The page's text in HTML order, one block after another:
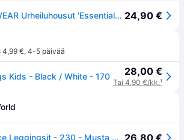
ADIDAS SPORTSWEAR Urheiluhousut 'Essentials' musta / valkoinen 24,90 €
4,99 €, 4-5 päivää
Kids - Black / White - 170 28,00 €
Tai 4,90 €/kk.¹
adidas Performance Leggingsit - 230 - Musta M. Valkoinen - adidas Performance - 14 v (164) - Leggingsit 26,80 €